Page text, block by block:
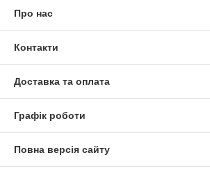
Про нас
Контакти
Доставка та оплата
Графік роботи
Повна версія сайту